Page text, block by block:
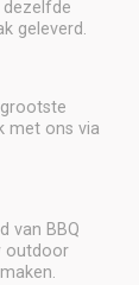
dezelfde
geleverd.
met ons via
van BBQ
outdoor